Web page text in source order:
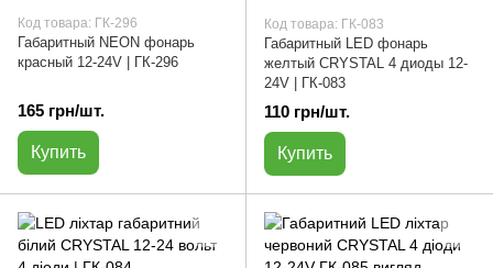
Код товара: ГК-296
Габаритный NEON фонарь
красный 12-24V | ГК-296
165 грн/шт.
Купить
Код товара: ГК-083
Габаритный LED фонарь
желтый CRYSTAL 4 диоды 12-
24V | ГК-083
110 грн/шт.
Купить